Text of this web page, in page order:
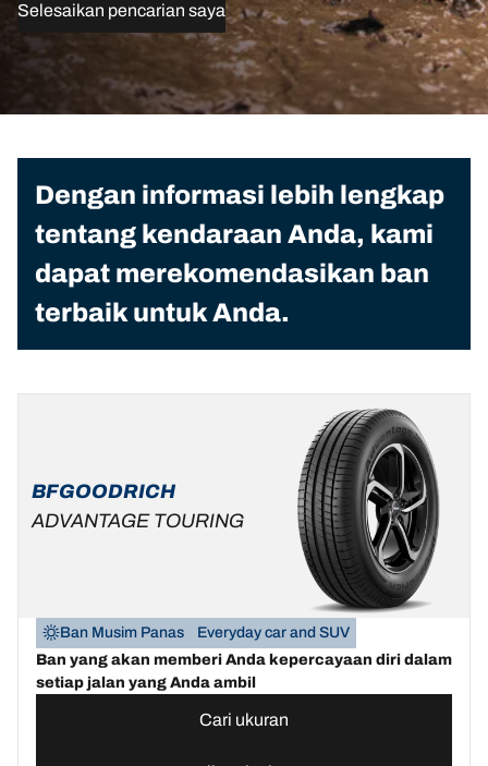
Selesaikan pencarian saya
Dengan informasi lebih lengkap
tentang kendaraan Anda, kami
dapat merekomendasikan ban
terbaik untuk Anda.
BFGOODRICH
ADVANTAGE TOURING
Ban Musim Panas
Everyday car and SUV
Ban yang akan memberi Anda kepercayaan diri dalam
setiap jalan yang Anda ambil
Cari ukuran